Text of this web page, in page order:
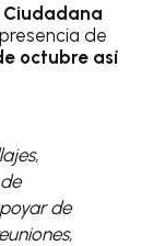
de
octubre así
de